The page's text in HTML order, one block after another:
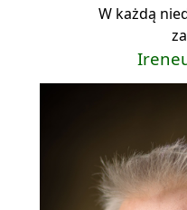
W każdą